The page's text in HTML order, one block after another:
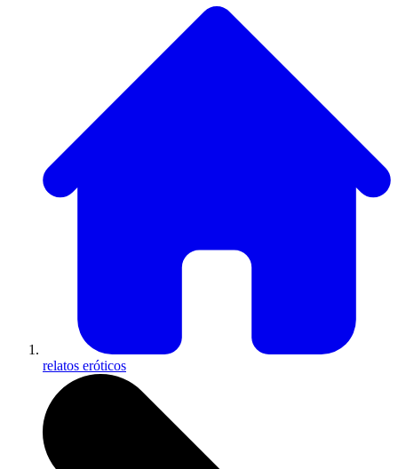
relatos eróticos